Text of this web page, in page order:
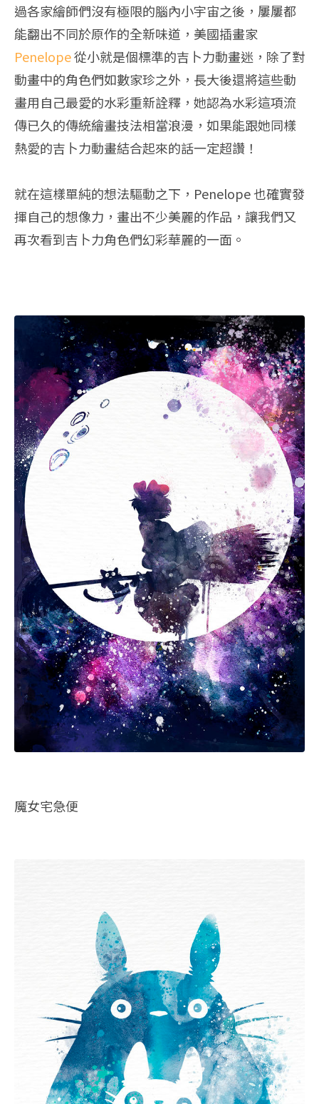
過各家繪師們沒有極限的腦內小宇宙之後，屢屢都
能翻出不同於原作的全新味道，美國插畫家
Penelope從小就是個標準的吉卜力動畫迷，除了對
動畫中的角色們如數家珍之外，長大後還將這些動
畫用自己最愛的水彩重新詮釋，她認為水彩這項流
傳已久的傳統繪畫技法相當浪漫，如果能跟她同樣
熱愛的吉卜力動畫結合起來的話一定超讚！
就在這樣單純的想法驅動之下，Penelope 也確實發
揮自己的想像力，畫出不少美麗的作品，讓我們又
再次看到吉卜力角色們幻彩華麗的一面。
魔女宅急便